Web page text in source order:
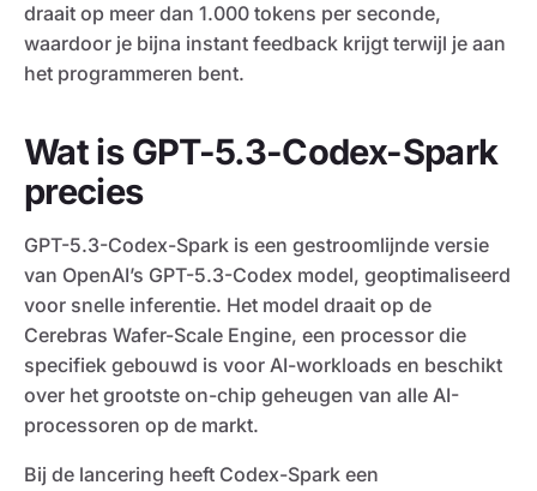
draait op meer dan 1.000 tokens per seconde,
waardoor je bijna instant feedback krijgt terwijl je aan
het programmeren bent.
Wat is GPT-5.3-Codex-Spark
precies
GPT-5.3-Codex-Spark is een gestroomlijnde versie
van OpenAI’s GPT-5.3-Codex model, geoptimaliseerd
voor snelle inferentie. Het model draait op de
Cerebras Wafer-Scale Engine, een processor die
specifiek gebouwd is voor AI-workloads en beschikt
over het grootste on-chip geheugen van alle AI-
processoren op de markt.
Bij de lancering heeft Codex-Spark een